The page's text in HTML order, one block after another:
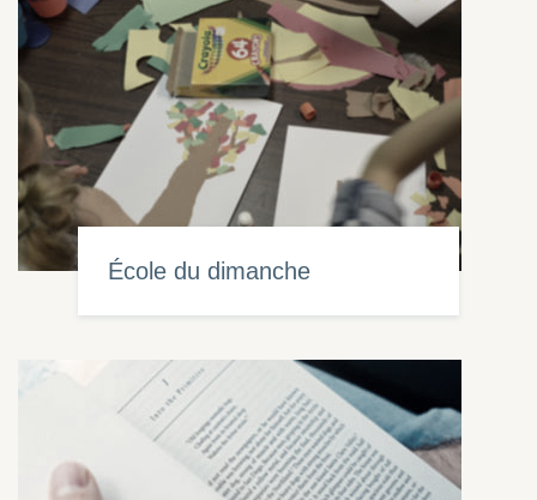
École du dimanche